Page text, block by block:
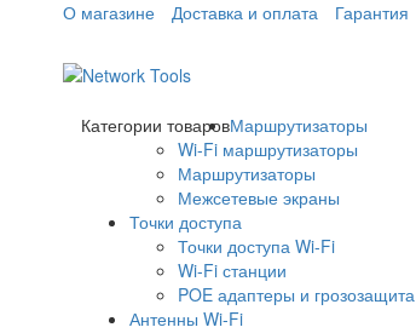
О магазине Доставка и оплата Гарантия
Категории товаровМаршрутизаторы
Wi-Fi маршрутизаторы
Маршрутизаторы
Межсетевые экраны
Точки доступа
Точки доступа Wi-Fi
Wi-Fi станции
POE адаптеры и грозозащита
Антенны Wi-Fi